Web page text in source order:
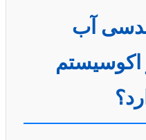
آب
اکوسیستم